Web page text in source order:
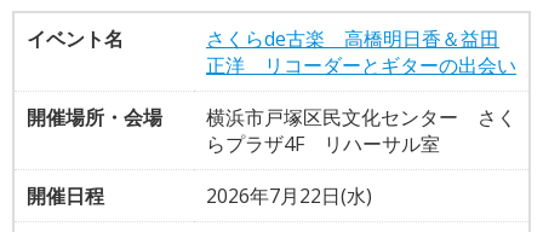
イベント名
さくらde古楽 高橋明日香＆益田
正洋 リコーダーとギターの出会い
開催場所・会場
横浜市戸塚区民文化センター さく
らプラザ4F リハーサル室
開催日程
2026年7月22日(水)